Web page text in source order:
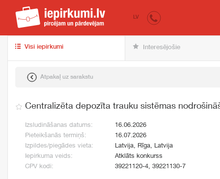
iepirkumi.lv
LV
Visi iepirkumi Interesējošie
Atpakaļ uz sarakstu
Centralizēta depozīta trauku sistēmas
Izsludināšanas datums:
16.06.2026
Pieteikšanās termiņš:
16.07.2026
Izpildes/piegādes vieta:
Latvija, Rīga, Latvija
Iepirkuma veids:
Atklāts konkurss
CPV kodi:
39221120-4, 39221130-7